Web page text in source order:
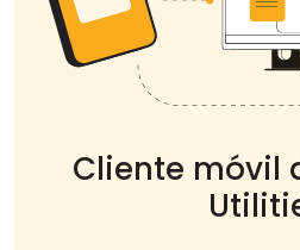
Cliente móvil
Nube y local